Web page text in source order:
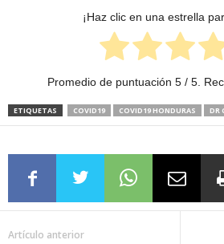
¡Haz clic en una estrella
Promedio de puntuación 5 / 5.
ETIQUETAS COVID19 COVID19 HONDURAS DR
Artículo anterior